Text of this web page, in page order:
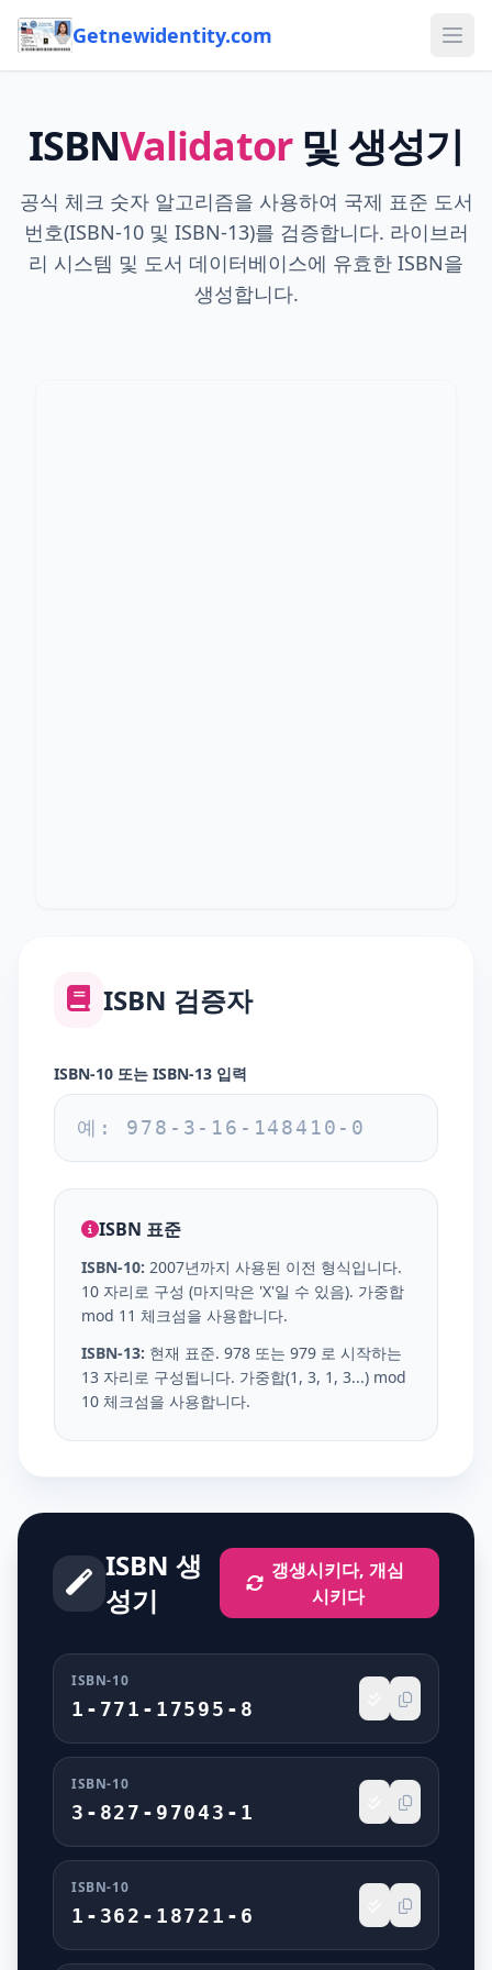
Getnewidentity.com
ISBNValidator및 생성기
공식 체크 숫자 알고리즘을 사용하여 국제 표준 도서
번호(ISBN-10 및 ISBN-13)를 검증합니다. 라이브러
리 시스템 및 도서 데이터베이스에 유효한 ISBN을
생성합니다.
ISBN 검증자
ISBN-10 또는 ISBN-13 입력
ISBN 표준
ISBN-10: 2007년까지 사용된 이전 형식입니다.
10 자리로 구성 (마지막은 'X'일 수 있음). 가중합
mod 11 체크섬을 사용합니다.
ISBN-13: 현재 표준. 978 또는 979 로 시작하는
13 자리로 구성됩니다. 가중합(1, 3, 1, 3...) mod
10 체크섬을 사용합니다.
ISBN 생
성기
갱생시키다, 개심
시키다
ISBN-10
1-771-17595-8
ISBN-10
3-827-97043-1
ISBN-10
1-362-18721-6